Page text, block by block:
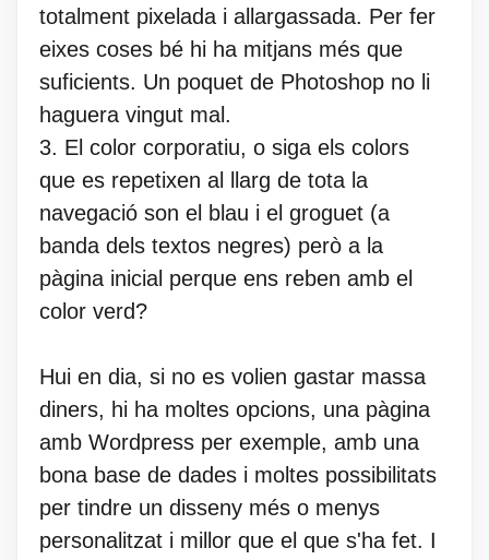
totalment pixelada i allargassada. Per fer
eixes coses bé hi ha mitjans més que
suficients. Un poquet de Photoshop no li
haguera vingut mal.
3. El color corporatiu, o siga els colors
que es repetixen al llarg de tota la
navegació son el blau i el groguet (a
banda dels textos negres) però a la
pàgina inicial perque ens reben amb el
color verd?
Hui en dia, si no es volien gastar massa
diners, hi ha moltes opcions, una pàgina
amb Wordpress per exemple, amb una
bona base de dades i moltes possibilitats
per tindre un disseny més o menys
personalitzat i millor que el que s'ha fet. I